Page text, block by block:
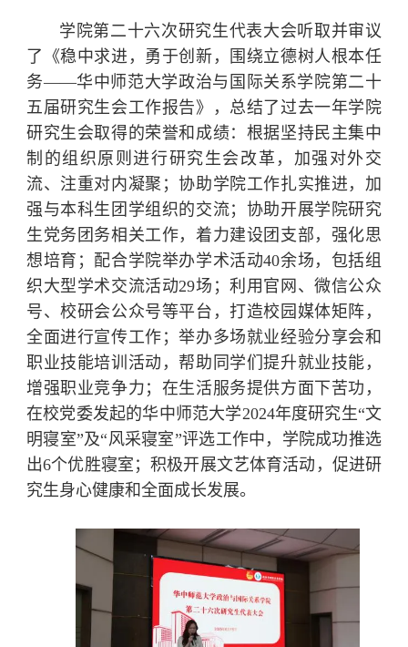
学院第二十六次研究生代表大会听取并审议
了《稳中求进，勇于创新，围绕立德树人根本任
务——华中师范大学政治与国际关系学院第二十
五届研究生会工作报告》，总结了过去一年学院
研究生会取得的荣誉和成绩：根据坚持民主集中
制的组织原则进行研究生会改革，加强对外交
流、注重对内凝聚；协助学院工作扎实推进，加
强与本科生团学组织的交流；协助开展学院研究
生党务团务相关工作，着力建设团支部，强化思
想培育；配合学院举办学术活动40余场，包括组
织大型学术交流活动29场；利用官网、微信公众
号、校研会公众号等平台，打造校园媒体矩阵，
全面进行宣传工作；举办多场就业经验分享会和
职业技能培训活动，帮助同学们提升就业技能，
增强职业竞争力；在生活服务提供方面下苦功，
在校党委发起的华中师范大学2024年度研究生“文
明寝室”及“风采寝室”评选工作中，学院成功推选
出6个优胜寝室；积极开展文艺体育活动，促进研
究生身心健康和全面成长发展。